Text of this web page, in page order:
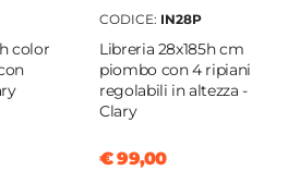
color
CODICE: IN28P
Libreria 28x185h cm
piombo con 4 ripiani
regolabili in altezza -
Clary
€ 99,00